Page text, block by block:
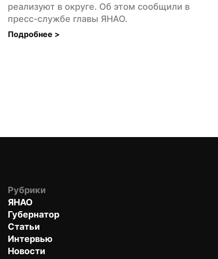
реализуют в округе. Об этом сообщили в
пресс-службе главы ЯНАО.
Подробнее >
Рубрики
ЯНАО
Губернатор
Статьи
Интервью
Новости